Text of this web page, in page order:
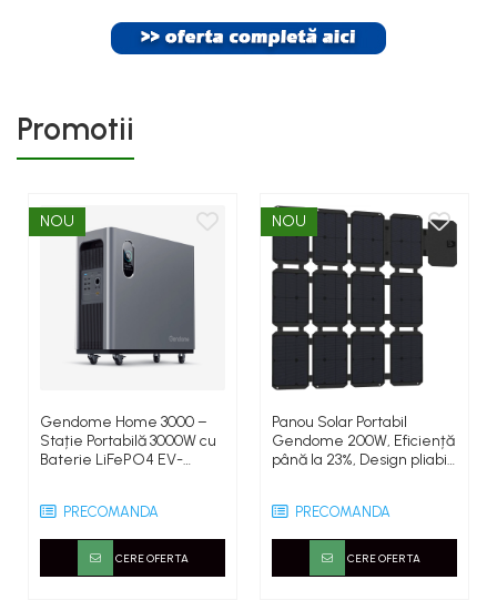
Promotii
NOU
Gendome Home 3000 –
Stație Portabilă 3000W cu
Baterie LiFePO4 EV-
Solară 1500W, Wi-Fi &
Bluetooth, Control prin
Aplicație, 17 Porturi, Surge
6000W
PRECOMANDA
CERE OFERTA
NOU
Panou Solar Portabil
Gendome 200W, Eficiență
până la 23%, Design pliabil
stații de energie, Ideal
pentru camping, RV și
utilizare off-grid
PRECOMANDA
CERE OFERTA